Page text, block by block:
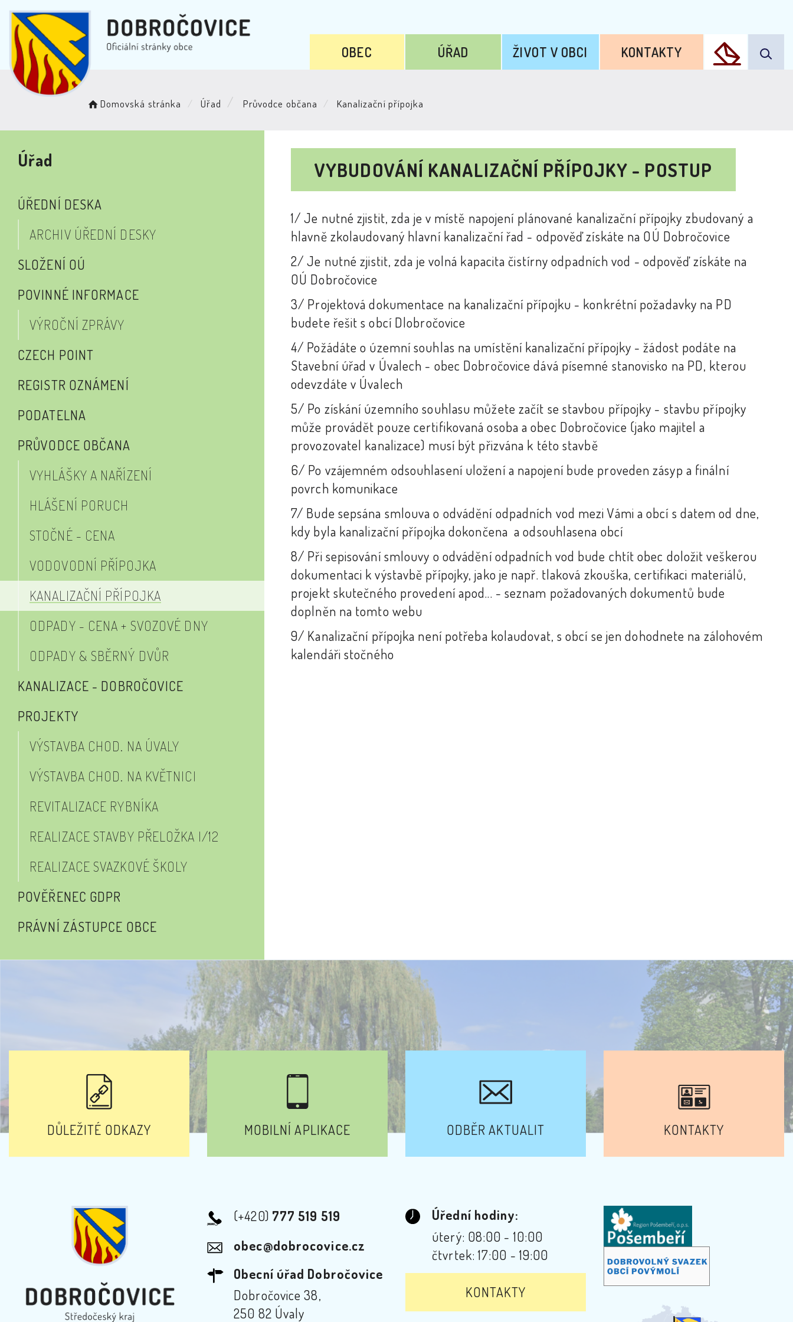
OBEC ÚŘAD ŽIVOT V OBCI KONTAKTY
Domovská stránka Úřad Průvodce občana Kanalizační přípojka
Úřad
ÚŘEDNÍ DESKA
ARCHIV ÚŘEDNÍ DESKY
SLOŽENÍ OÚ
POVINNÉ INFORMACE
VÝROČNÍ ZPRÁVY
CZECH POINT
REGISTR OZNÁMENÍ
PODATELNA
PRŮVODCE OBČANA
VYHLÁŠKY A NAŘÍZENÍ
HLÁŠENÍ PORUCH
STOČNÉ - CENA
VODOVODNÍ PŘÍPOJKA
KANALIZAČNÍ PŘÍPOJKA
ODPADY - CENA + SVOZOVÉ DNY
ODPADY & SBĚRNÝ DVŮR
KANALIZACE - DOBROČOVICE
PROJEKTY
VÝSTAVBA CHOD. NA ÚVALY
VÝSTAVBA CHOD. NA KVĚTNICI
REVITALIZACE RYBNÍKA
REALIZACE STAVBY PŘELOŽKA I/12
REALIZACE SVAZKOVÉ ŠKOLY
POVĚŘENEC GDPR
PRÁVNÍ ZÁSTUPCE OBCE
VYBUDOVÁNÍ KANALIZAČNÍ PŘÍPOJKY - POSTUP
1/ Je nutné zjistit, zda je v místě napojení plánované kanalizační přípojky zbudovaný a
hlavně zkolaudovaný hlavní kanalizační řad - odpověď získáte na OÚ Dobročovice
2/ Je nutné zjistit, zda je volná kapacita čistírny odpadních vod - odpověď získáte na
OÚ Dobročovice
3/ Projektová dokumentace na kanalizační přípojku - konkrétní požadavky na PD
budete řešit s obcí D|obročovice
4/ Požádáte o územní souhlas na umístění kanalizační přípojky - žádost podáte na
Stavební úřad v Úvalech - obec Dobročovice dává písemné stanovisko na PD, kterou
odevzdáte v Úvalech
5/ Po získání územního souhlasu můžete začít se stavbou přípojky - stavbu přípojky
může provádět pouze certifikovaná osoba a obec Dobročovice (jako majitel a
provozovatel kanalizace) musí být přizvána k této stavbě
6/ Po vzájemném odsouhlasení uložení a napojení bude proveden zásyp a finální
povrch komunikace
7/ Bude sepsána smlouva o odvádění odpadních vod mezi Vámi a obcí s datem od dne,
kdy byla kanalizační přípojka dokončena a odsouhlasena obcí
8/ Při sepisování smlouvy o odvádění odpadních vod bude chtít obec doložit veškerou
dokumentaci k výstavbě přípojky, jako je např. tlaková zkouška, certifikaci materiálů,
projekt skutečného provedení apod... - seznam požadovaných dokumentů bude
doplněn na tomto webu
9/ Kanalizační přípojka není potřeba kolaudovat, s obcí se jen dohodnete na zálohovém
kalendáři stočného
DŮLEŽITÉ ODKAZY MOBILNÍ APLIKACE ODBĚR AKTUALIT KONTAKTY
(+420) 777 519 519
obec@dobrocovice.cz
Obecní úřad Dobročovice
Dobročovice 38,
250 82 Úvaly
Úřední hodiny:
úterý: 08:00 - 10:00
čtvrtek: 17:00 - 19:00
KONTAKTY